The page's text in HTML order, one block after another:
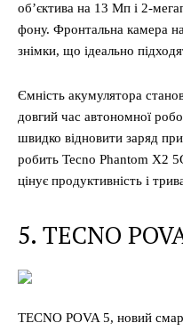
об’єктива на 13 Мп і 2-
фону. Фронтальна камера на
знімки, що ідеально
Ємність акумулятора
довгий час автономної
швидко відновити заряд
робить Tecno Phantom X2
цінує продуктивність і
5. TECNO
TECNO POVA 5, новий